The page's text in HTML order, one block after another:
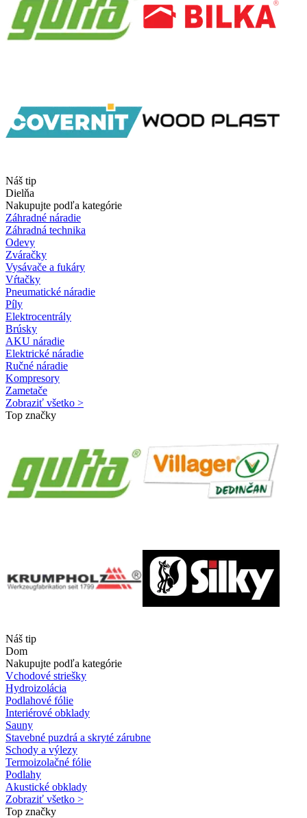
Náš tip
Dielňa
Nakupujte podľa kategórie
Záhradné náradie
Záhradná technika
Odevy
Zváračky
Vysávače a fukáry
Vŕtačky
Pneumatické náradie
Píly
Elektrocentrály
Brúsky
AKU náradie
Elektrické náradie
Ručné náradie
Kompresory
Zametače
Zobraziť všetko >
Top značky
Náš tip
Dom
Nakupujte podľa kategórie
Vchodové striešky
Hydroizolácia
Podlahové fólie
Interiérové obklady
Sauny
Stavebné puzdrá a skryté zárubne
Schody a výlezy
Termoizolačné fólie
Podlahy
Akustické obklady
Zobraziť všetko >
Top značky